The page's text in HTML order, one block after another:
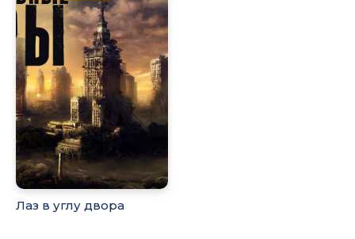
Лаз в углу двора